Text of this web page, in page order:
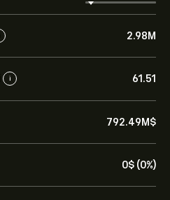
2.98M
i 61.51
792.49M‎$‎
0‎$‎ (0%)